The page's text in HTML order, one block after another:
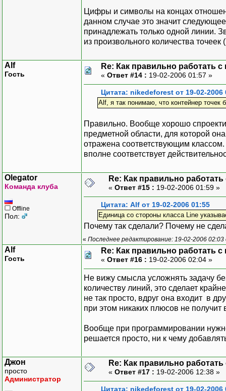
Цифры и символы на концах
данном случае это значит
принадлежать только одной линии.
из произвольного количества точеек
Alf
Гость
Re: Как правильно работать с
« Ответ #14 : 19-02-2006 01:57 »
Цитата: nikedeforest от 19-02-2006
Alf, я так понимаю, что контейнер точек
Правильно. Вообще хорошо
предметной области, для которой
отражена соответствующим
вполне соответствует
Olegator
Команда клуба
Offline
Пол:
Re: Как правильно
« Ответ #15 : 19-02-2006 01:59 »
Цитата: Alf от 19-02-2006 01:55
Единица со стороны класса Line
Почему так сделали? Почему не
« Последнее редактирование: 19-02-2006
Alf
Гость
Re: Как правильно работать с
« Ответ #16 : 19-02-2006 02:04 »
Не вижу смысла усложнять задачу
количеству линий, это сделает
не так просто, вдруг она входит в
при этом никаких плюсов не получит
Вообще при программировании
решается просто, ни к чему
Джон
просто
Администратор
Re: Как правильно
« Ответ #17 : 19-02-2006 12:38 »
Цитата: nikedeforest от 19-02-2006